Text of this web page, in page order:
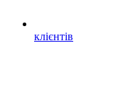
клієнтів